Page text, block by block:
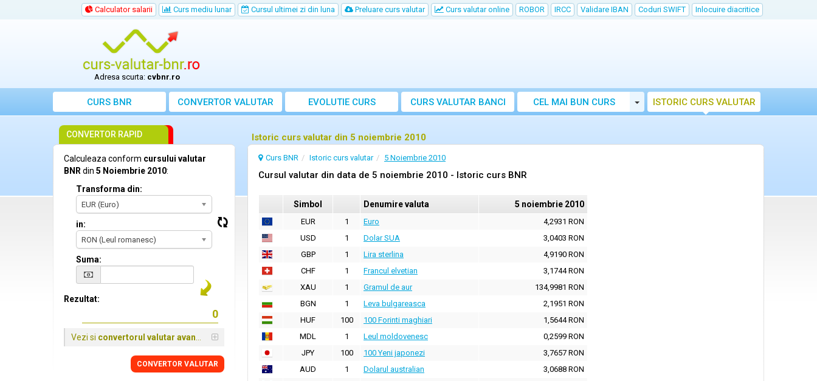
Calculator salarii Curs mediu lunar Cursul ultimei zi din luna Preluare curs valutar Curs valutar online ROBOR IRCC Validare IBAN Coduri SWIFT Inlocuire diacritice
Adresa scurta: cvbnr.ro
CURS BNR CONVERTOR VALUTAR EVOLUTIE CURS CURS VALUTAR BANCI CEL MAI BUN CURS Toggle Dropdown
ISTORIC CURS VALUTAR
Istoric curs valutar din 5 noiembrie 2010
Curs BNR Istoric curs valutar 5 Noiembrie 2010
Cursul valutar din data de 5 noiembrie 2010 - Istoric curs BNR
Simbol Denumire valuta 5 noiembrie 2010
EUR 1 Euro
4,2931 RON
USD
1 Dolar SUA
3,0403 RON
GBP
1 Lira sterlina
4,9190 RON
CHF
1 Francul elvetian
3,1744 RON
XAU
1 Gramul de aur
134,9981 RON
BGN
1 Leva bulgareasca
2,1951 RON
HUF
100 100 Forinti maghiari
1,5644 RON
MDL
1 Leul moldovenesc
0,2599 RON
JPY
100 100 Yeni japonezi
3,7657 RON
AUD
1 Dolarul australian
3,0688 RON
CONVERTOR RAPID
Calculeaza conform cursului valutar
BNR din 5 Noiembrie 2010:
Transforma din:
EUR (Euro)
in:
RON (Leul romanesc)
Suma:
Rezultat:
Vezi si convertorul valutar avansat
CONVERTOR VALUTAR